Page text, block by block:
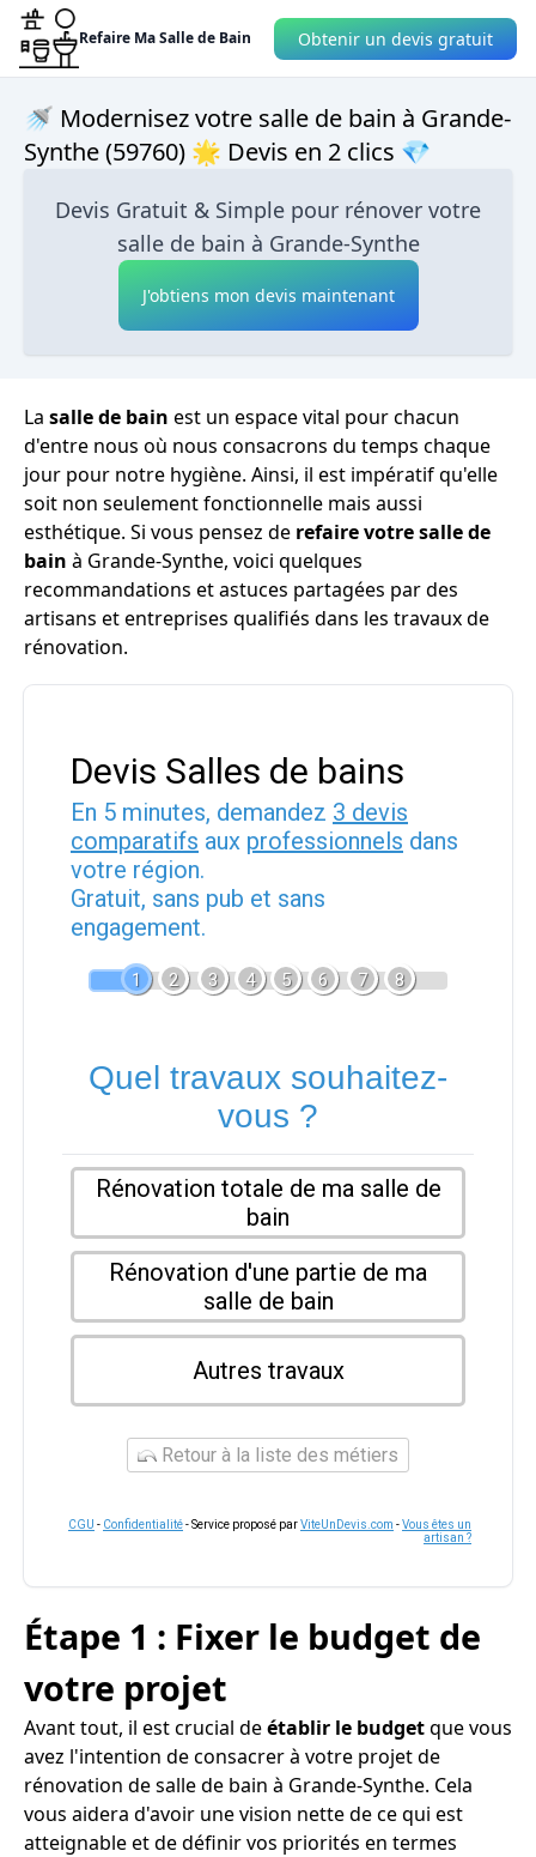
Refaire Ma Salle de Bain Obtenir un devis gratuit
🚿 Modernisez votre salle de bain à Grande-
Synthe (59760) 🌟 Devis en 2 clics 💎
Devis Gratuit & Simple pour rénover votre
salle de bain à Grande-Synthe
J'obtiens mon devis maintenant
La salle de bain est un espace vital pour chacun
d'entre nous où nous consacrons du temps chaque
jour pour notre hygiène. Ainsi, il est impératif qu'elle
soit non seulement fonctionnelle mais aussi
esthétique. Si vous pensez de refaire votre salle de
bain à Grande-Synthe, voici quelques
recommandations et astuces partagées par des
artisans et entreprises qualifiés dans les travaux de
rénovation.
Devis Salles de bains
En 5 minutes, demandez 3 devis
comparatifs aux professionnels dans
votre région.
Gratuit, sans pub et sans
engagement.
1 2 3 4 5 6 7 8
Quel travaux souhaitez-
vous ?
Rénovation totale de ma salle de
bain
Rénovation d'une partie de ma
salle de bain
Autres travaux
Retour à la liste des métiers
CGU - Confidentialité- Service proposé parViteUnDevis.com -Vous êtes un
artisan ?
Étape 1 : Fixer le budget de
votre projet
Avant tout, il est crucial deétablir le budgetque vous
avez l'intention de consacrer à votre projet de
rénovation de salle de bain à Grande-Synthe. Cela
vous aidera d'avoir une vision nette de ce qui est
atteignable et de définir vos priorités en termes